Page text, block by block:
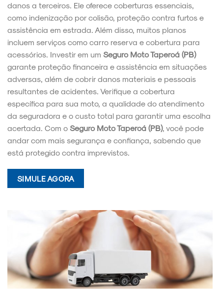
danos a terceiros. Ele oferece coberturas essenciais,
como indenização por colisão, proteção contra furtos e
assistência em estrada. Além disso, muitos planos
incluem serviços como carro reserva e cobertura para
acessórios. Investir em um Seguro Moto Taperoá (PB)
garante proteção financeira e assistência em situações
adversas, além de cobrir danos materiais e pessoais
resultantes de acidentes. Verifique a cobertura
específica para sua moto, a qualidade do atendimento
da seguradora e o custo total para garantir uma escolha
acertada. Com o Seguro Moto Taperoá (PB), você pode
andar com mais segurança e confiança, sabendo que
está protegido contra imprevistos.
SIMULE AGORA